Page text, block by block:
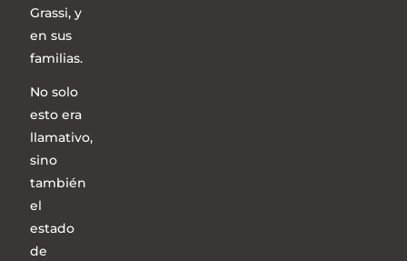
Grassi, y
en sus
familias.
No solo
esto era
llamativo,
sino
también
el
estado
de